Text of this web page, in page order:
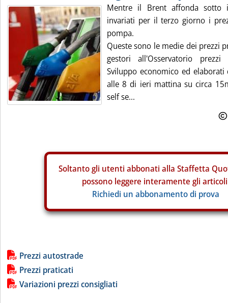
Mentre il Brent affonda sotto
invariati per il terzo giorno i
pompa.
Queste sono le medie dei prezzi
gestori all'Osservatorio
Sviluppo economico ed
alle 8 di ieri mattina su circa
self se...
Soltanto gli utenti abbonati alla Staffetta
possono leggere interamente gli
Richiedi un abbonamento di prova
Lista allegati PDF alla notizia
Prezzi autostrade
Prezzi praticati
Variazioni prezzi consigliati